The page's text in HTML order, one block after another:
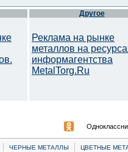
Другое
Реклама на рынке
металлов на
информагентства
MetalTorg.Ru
| ЧЕРНЫЕ МЕТАЛЛЫ | ЦВЕТНЫЕ